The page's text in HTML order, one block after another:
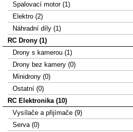
Spalovací motor (1)
Elektro (2)
Náhradní díly (1)
RC Drony (1)
Drony s kamerou (1)
Drony bez kamery (0)
Minidrony (0)
Ostatní (0)
RC Elektronika (10)
Vysílače a přijímače (9)
Serva (0)